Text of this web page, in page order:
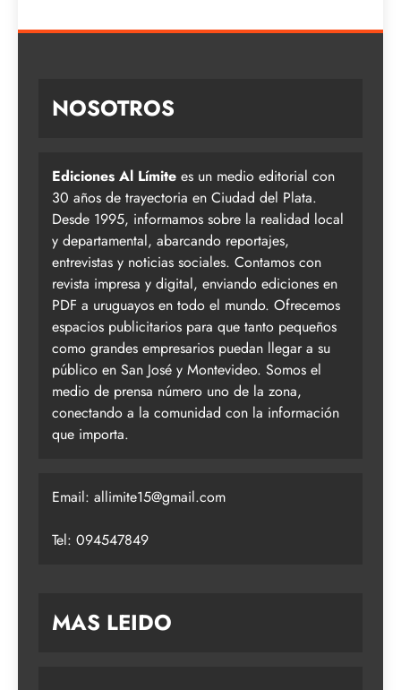
NOSOTROS
Ediciones Al Límite es un medio editorial con
30 años de trayectoria en Ciudad del Plata.
Desde 1995, informamos sobre la realidad local
y departamental, abarcando reportajes,
entrevistas y noticias sociales. Contamos con
revista impresa y digital, enviando ediciones en
PDF a uruguayos en todo el mundo. Ofrecemos
espacios publicitarios para que tanto pequeños
como grandes empresarios puedan llegar a su
público en San José y Montevideo. Somos el
medio de prensa número uno de la zona,
conectando a la comunidad con la información
que importa.
Email: allimite15@gmail.com
Tel: 094547849
MAS LEIDO